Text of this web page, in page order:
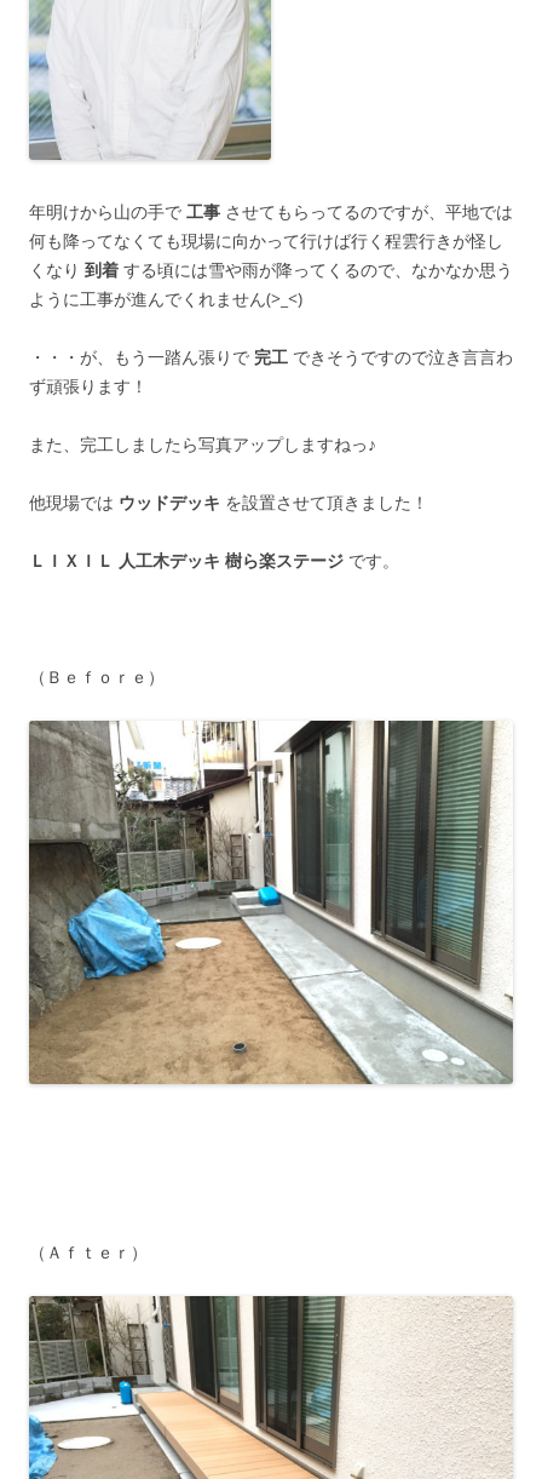
年明けから山の手で 工事 させてもらってるのですが、平地では
何も降ってなくても現場に向かって行けば行く程雲行きが怪し
くなり 到着 する頃には雪や雨が降ってくるので、なかなか思う
ように工事が進んでくれません(>_<)
・・・が、もう一踏ん張りで 完工 できそうですので泣き言言わ
ず頑張ります！
また、完工しましたら写真アップしますねっ♪
他現場では ウッドデッキ を設置させて頂きました！
ＬＩＸＩＬ 人工木デッキ 樹ら楽ステージ です。
（Ｂｅｆｏｒｅ）
（Ａｆｔｅｒ）